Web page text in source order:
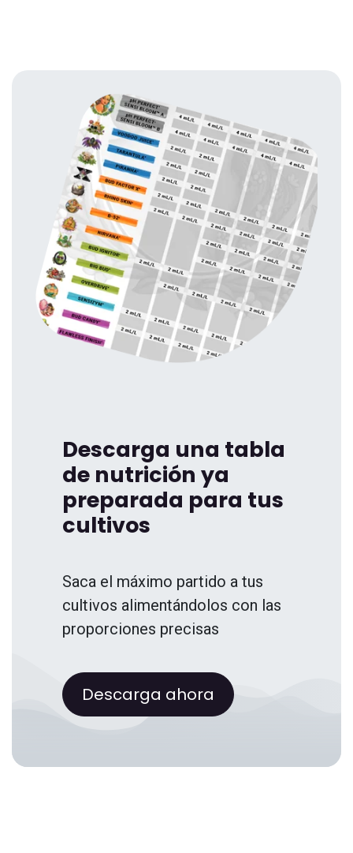
Descarga una tabla
de nutrición ya
preparada para tus
cultivos
Saca el máximo partido a tus
cultivos alimentándolos con las
proporciones precisas
Descarga ahora